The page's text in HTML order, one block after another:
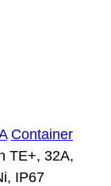
Container
TE+, 32A,
IP67